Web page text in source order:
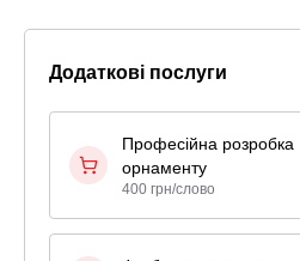
Додаткові послуги
Професійна розробка
орнаменту
400 грн/слово